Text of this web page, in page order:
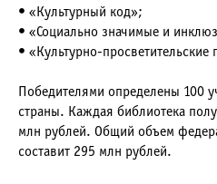
• «Культурный код»;
• «Социально значимые и
• «Культурно-просветительские
Победителями определены 100
страны. Каждая библиотека
млн рублей. Общий объем
составит 295 млн рублей.